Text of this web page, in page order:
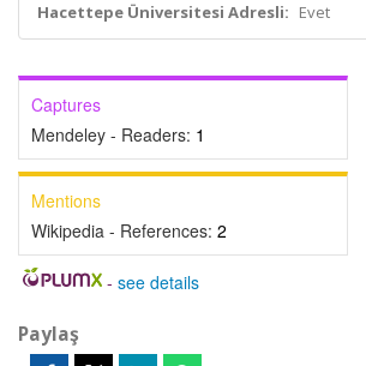
Hacettepe Üniversitesi Adresli: Evet
Captures
Mendeley - Readers: 1
Mentions
Wikipedia - References: 2
- see details
Paylaş